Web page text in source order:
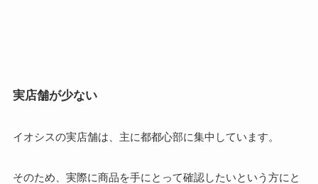
実店舗が少ない
イオシスの実店舗は、主に都都心部に集中しています。
そのため、実際に商品を手にとって確認したいという方にと